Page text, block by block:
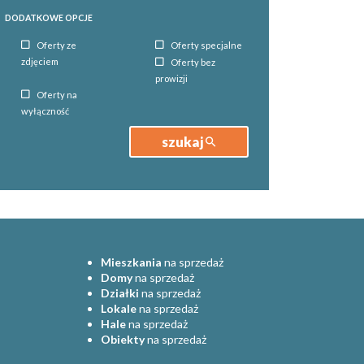
DODATKOWE OPCJE
Oferty ze
zdjęciem
Oferty specjalne
Oferty bez
prowizji
Oferty na
wyłączność
szukaj
Mieszkania na sprzedaż
Domyna sprzedaż
Działki na sprzedaż
Lokalena sprzedaż
Halena sprzedaż
Obiektyna sprzedaż